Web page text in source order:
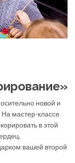
новой и
мастер-классе
в этой
вашей второй